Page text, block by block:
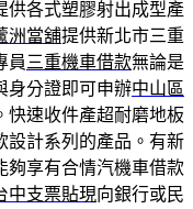
供各式塑膠射出成型產
洲當舖提供新北市三重
員 三重機車借款無論是
身分證即可申辦中山區
快速收件產超耐磨地板
設計系列的產品。有新
夠享有合情汽機車借款
中支票貼現向銀行或民